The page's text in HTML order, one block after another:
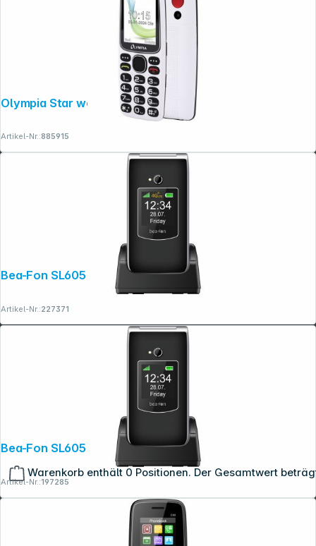
Warenkorb enthält 0 Positionen. Der Gesamtwert
Olympia Star weiß
Artikel-Nr.:885915
Bea-Fon SL605 LTE schwarz
Artikel-Nr.:227371
Bea-Fon SL605 2G schwarz-silber
Artikel-Nr.:197285